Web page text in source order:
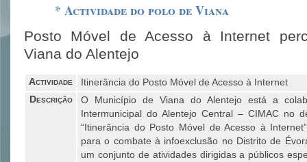
* Actividade do polo de Viana
Posto Móvel de Acesso à Internet
Viana do Alentejo
Actividade Itinerância do Posto Móvel de Acesso à Internet
Descrição
O Município de Viana do Alentejo está a
Intermunicipal do Alentejo Central – CIMAC no
“Itinerância do Posto Móvel de Acesso à
para o combate à infoexclusão no Distrito de
um conjunto de atividades dirigidas a públicos